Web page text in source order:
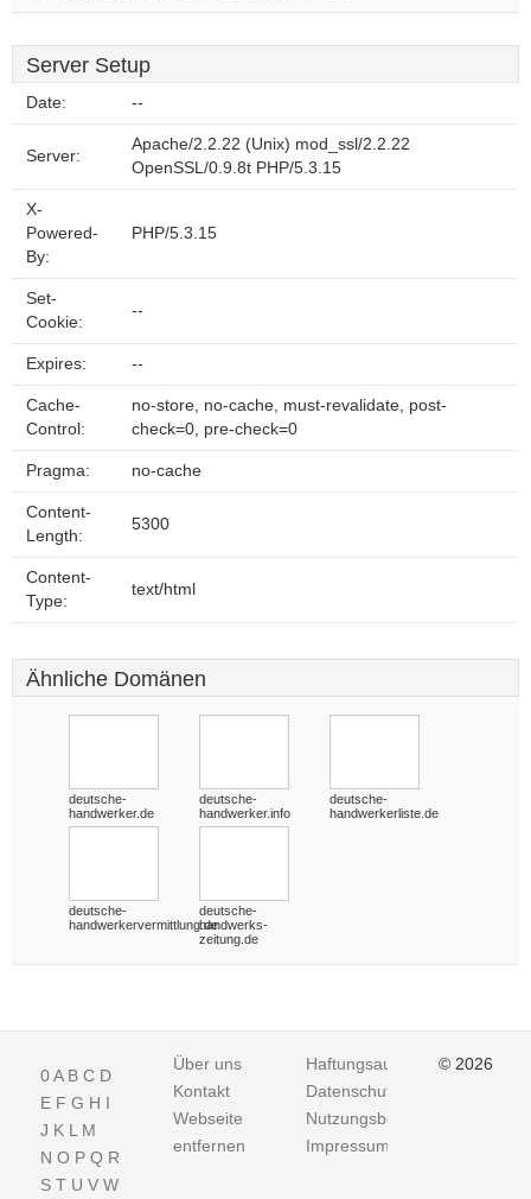
Server Setup
Date: --
Server:
Apache/2.2.22 (Unix) mod_ssl/2.2.22
OpenSSL/0.9.8t PHP/5.3.15
X-
Powered-
By:
PHP/5.3.15
Set-
Cookie:
--
Expires: --
Cache-
Control:
no-store, no-cache, must-revalidate, post-
check=0, pre-check=0
Pragma: no-cache
Content-
Length:
5300
Content-
Type:
text/html
Ähnliche Domänen
deutsche-
handwerker.de
deutsche-
handwerker.info
deutsche-
handwerkerliste.de
deutsche-
handwerkervermittlung.de
deutsche-
handwerks-
zeitung.de
0A B C D
E F G H I
J K L M
N O P Q R
S T U V W
Über uns
Kontakt
Webseite
entfernen
Haftungsausschluss
Datenschutz
Nutzungsbedingungen
Impressum
© 2026